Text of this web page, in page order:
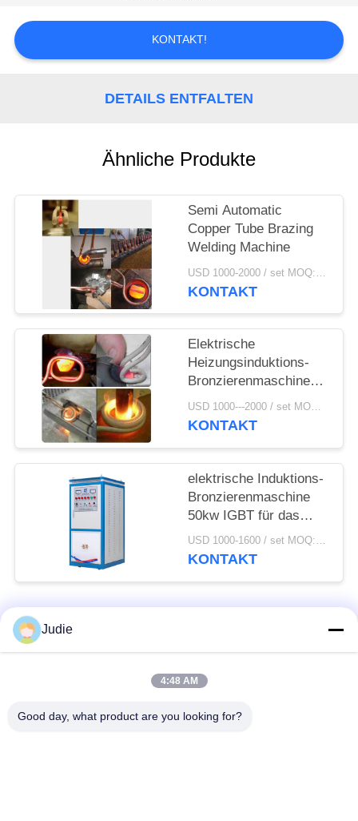
SIE EIN
ZITAT
DATENSCHUTZRICHTLINIE
KONTAKT!
DETAILS ENTFALTEN
Ähnliche Produkte
Semi Automatic
Copper Tube Brazing
Welding Machine
USD 1000-2000 / set MOQ:1 Set
KONTAKT
Elektrische
Heizungsinduktions-
Bronzierenmaschine
25KHZ 380V
USD 1000---2000 / set MOQ:1 Satz
KONTAKT
elektrische Induktions-
Bronzierenmaschine
50kw IGBT für das
Bronzieren/Schweißen/
USD 1000-1600 / set MOQ:1 Satz
KONTAKT
Beliebte Kategorien Alle
Induktionsschmelzofen Große Schmelzofen
Judie
4:48 AM
Good day, what product are you looking for?